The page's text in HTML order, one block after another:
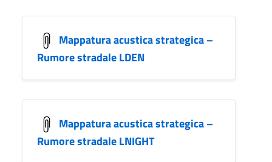
Mappatura acustica strategica –
Rumore stradale LDEN
Mappatura acustica strategica –
Rumore stradale LNIGHT